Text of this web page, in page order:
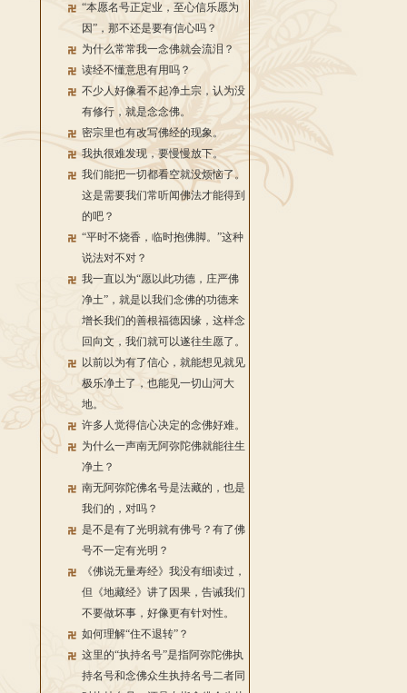
“本愿名号正定业，至心信乐愿为
因”，那不还是要有信心吗？
为什么常常我一念佛就会流泪？
读经不懂意思有用吗？
不少人好像看不起净土宗，认为没
有修行，就是念念佛。
密宗里也有改写佛经的现象。
我执很难发现，要慢慢放下。
我们能把一切都看空就没烦恼了。
这是需要我们常听闻佛法才能得到
的吧？
“平时不烧香，临时抱佛脚。”这种
说法对不对？
我一直以为“愿以此功德，庄严佛
净土”，就是以我们念佛的功德来
增长我们的善根福德因缘，这样念
回向文，我们就可以遂往生愿了。
以前以为有了信心，就能想见就见
极乐净土了，也能见一切山河大
地。
许多人觉得信心决定的念佛好难。
为什么一声南无阿弥陀佛就能往生
净土？
南无阿弥陀佛名号是法藏的，也是
我们的，对吗？
是不是有了光明就有佛号？有了佛
号不一定有光明？
《佛说无量寿经》我没有细读过，
但《地藏经》讲了因果，告诫我们
不要做坏事，好像更有针对性。
如何理解“住不退转”？
这里的“执持名号”是指阿弥陀佛执
持名号和念佛众生执持名号二者同